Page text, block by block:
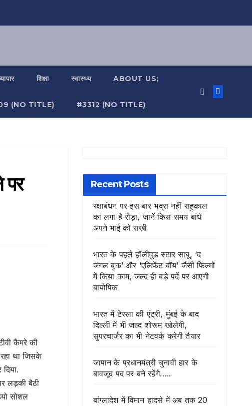
शिक्षा स्वास्थ्य ABOUT US;
(NO TITLE) #3312 (NO TITLE)
पर
कैमरे की
था जिसके
लड़की बैठी
सोशल
Recent Posts
रक्षाबंधन पर इस बार भद्रा नहीं राहुकाल
का लगा है रोड़ा, जानें किस समय बांधे
अपने भाई को राखी
भारत के पहले हॉलीवुड स्टार साबू, ‘द
जंगल बुक’ और ‘एलिफेंट बॉय’ जैसी फिल्मों
में किया काम, जल्द ही बड़े पर्दे पर आएगी
बायोपिक
भारत में टेस्ला की एंट्री, मुंबई के बाद
दिल्ली में भी जल्द शोरूम खोलेगी,
सुपरचार्जर का भी नेटवर्क करेगी तैयार
जापान के प्रधानमंत्री चुनावी हार के
बावजूद पद पर बने रहेंगे…..
बांग्लादेश में विमान हादसे में अब तक 20